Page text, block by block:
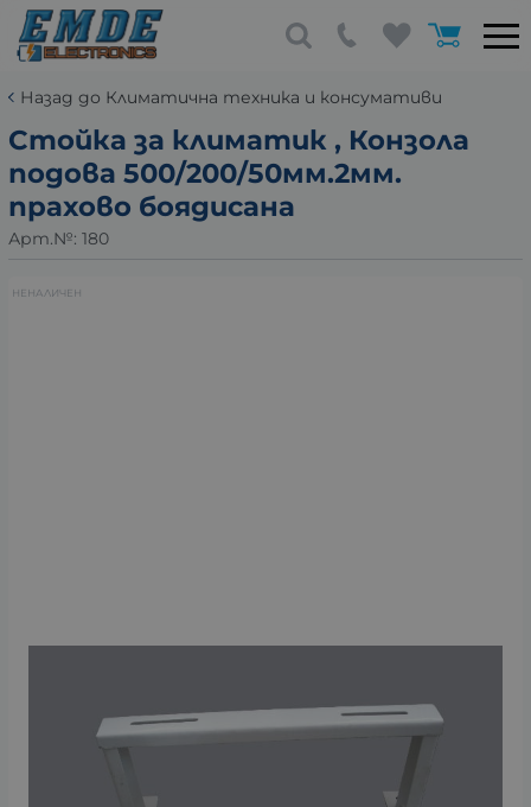
Назад до Климатична техника и консумативи
Стойка за климатик , Конзола
подова 500/200/50мм.2мм.
прахово боядисана
Арт.№: 180
НЕНАЛИЧЕН